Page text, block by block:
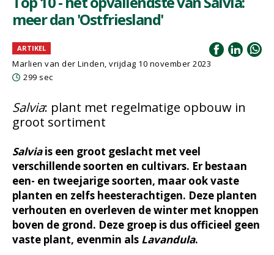
meer dan 'Ostfriesland'
ARTIKEL
Marlien van der Linden, vrijdag 10 november 2023
299 sec
Salvia: plant met regelmatige opbouw in
groot sortiment
Salviais een groot geslacht met veel
verschillende soorten en cultivars. Er bestaan
een- en tweejarige soorten, maar ook vaste
planten en zelfs heesterachtigen. Deze planten
verhouten en overleven de winter met knoppen
boven de grond. Deze groep is dus officieel geen
vaste plant, evenmin als Lavandula.